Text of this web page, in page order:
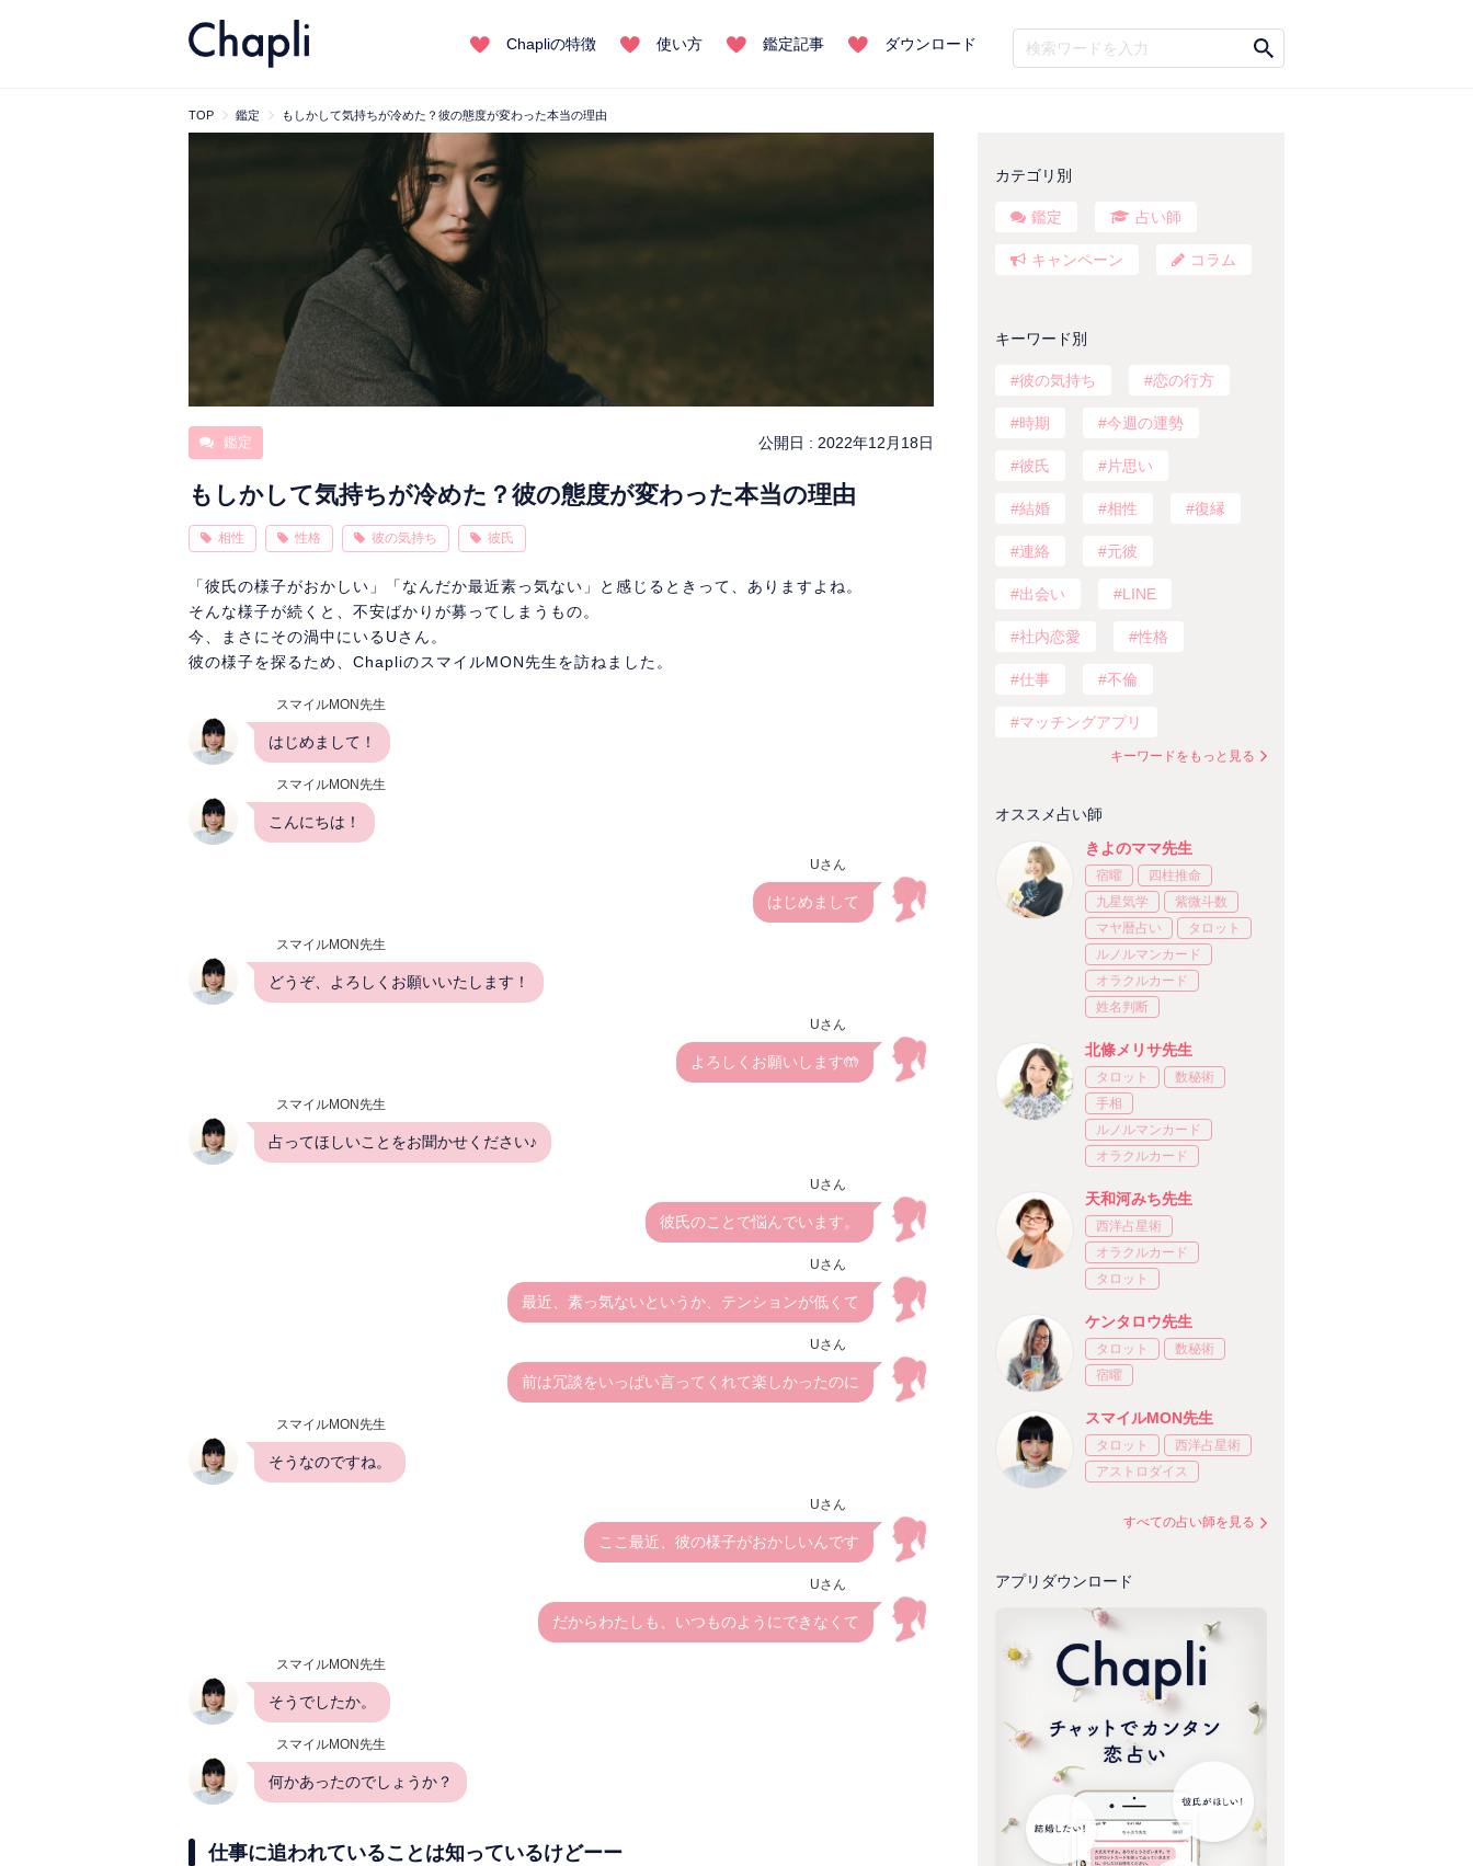
Chapliの特徴 使い方 鑑定記事 ダウンロード
TOP 鑑定 もしかして気持ちが冷めた？彼の態度が変わった本当の理由
鑑定 公開日 : 2022年12月18日
もしかして気持ちが冷めた？彼の態度が変わった本当の理由
相性 性格 彼の気持ち 彼氏
「彼氏の様子がおかしい」「なんだか最近素っ気ない」と感じるときって、ありますよね。
そんな様子が続くと、不安ばかりが募ってしまうもの。
今、まさにその渦中にいるUさん。
彼の様子を探るため、ChapliのスマイルMON先生を訪ねました。
スマイルMON先生
はじめまして！
スマイルMON先生
こんにちは！
Uさん
はじめまして
スマイルMON先生
どうぞ、よろしくお願いいたします！
Uさん
よろしくお願いします🤲
スマイルMON先生
占ってほしいことをお聞かせください♪
Uさん
彼氏のことで悩んでいます。
Uさん
最近、素っ気ないというか、テンションが低くて
Uさん
前は冗談をいっぱい言ってくれて楽しかったのに
スマイルMON先生
そうなのですね。
Uさん
ここ最近、彼の様子がおかしいんです
Uさん
だからわたしも、いつものようにできなくて
スマイルMON先生
そうでしたか。
スマイルMON先生
何かあったのでしょうか？
仕事に追われていることは知っているけどーー
カテゴリ別
鑑定 占い師
キャンペーン コラム
キーワード別
彼の気持ち 恋の行方
時期 今週の運勢
彼氏 片思い
結婚 相性 復縁
連絡 元彼
出会い LINE
社内恋愛 性格
仕事 不倫
マッチングアプリ
キーワードをもっと見る
オススメ占い師
きよのママ先生
宿曜
四柱推命
九星気学
紫微斗数
マヤ暦占い
タロット
ルノルマンカード
オラクルカード
姓名判断
北條メリサ先生
タロット
数秘術
手相
ルノルマンカード
オラクルカード
天和河みち先生
西洋占星術
オラクルカード
タロット
ケンタロウ先生
タロット
数秘術
宿曜
スマイルMON先生
タロット
西洋占星術
アストロダイス
すべての占い師を見る
アプリダウンロード